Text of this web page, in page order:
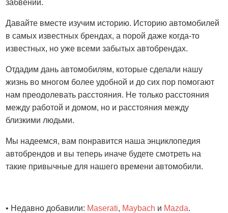
забвении.
Давайте вместе изучим историю. Историю автомобилей
в самых известных брендах, а порой даже когда-то
известных, но уже всеми забытых автобрендах.
Отдадим дань автомобилям, которые сделали нашу
жизнь во многом более удобной и до сих пор помогают
нам преодолевать расстояния. Не только расстояния
между работой и домом, но и расстояния между
близкими людьми.
Мы надеемся, вам понравится наша энциклопедия
автобрендов и вы теперь иначе будете смотреть на
такие привычные для нашего времени автомобили.
• Недавно добавили: Maserati, Maybach и Mazda.